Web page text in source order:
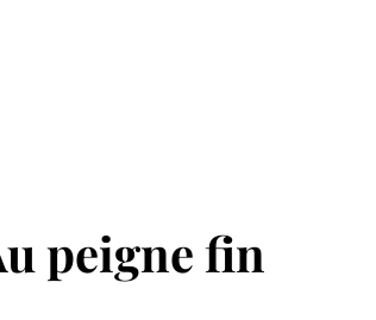
peigne fin